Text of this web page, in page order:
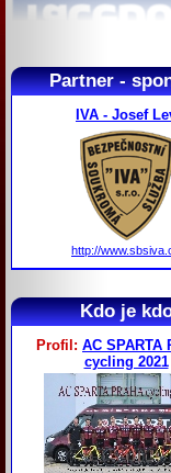
Partner -
IVA - Josef
http://
Kdo je
Profil: AC SPARTA
cycling 2021